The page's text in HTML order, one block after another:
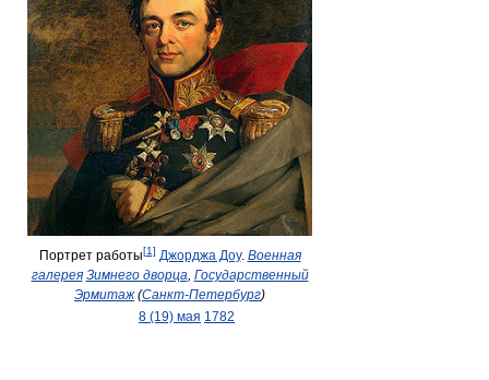
Портрет работы[1] Джорджа Доу. Военная
галерея Зимнего дворца, Государственный
Эрмитаж(Санкт-Петербург)
8 (19) мая 1782